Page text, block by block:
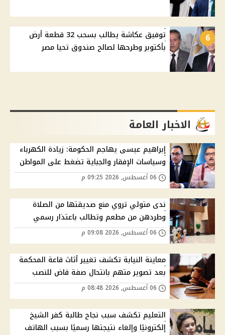
6
توفيق عكاشة يطالب بسحب 32 قطعة أرض
بأكتوبر وطرحها لصالح صندوق تحيا مصر
الاخبار العامة
إبراهيم عيسى يهاجم الحكومة: زيادة الكهرباء
وسياسات الإفقار والجباية تضغط على المواطن
ندى متولي تروي منع صديقتها من الصلاة
وطردهن من مطعم وتطالب باعتذار رسمي
معاينة النيابة تكشف تغيير أثاث قاعة المحكمة
بعد تصوير متهم بانتحال صفة قاض للنصب
التعليم تكشف سبب نجاح طالبة كفر الشيخ
إلكترونيًا وإلغاء نتيجتها رسميًا بسبب الهاتف